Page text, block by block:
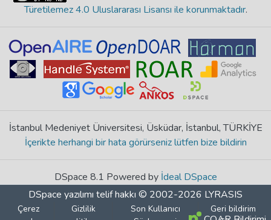
Türetilemez 4.0 Uluslararası Lisansı ile korunmaktadır.
İstanbul Medeniyet Üniversitesi, Üsküdar, İstanbul, TÜRKİYE
İçerikte herhangi bir hata görürseniz lütfen bize bildirin
DSpace 8.1 Powered by İdeal DSpace
DSpace yazılımı telif hakkı © 2002-2026 LYRASIS
Çerez
Gizlilik
Son Kullanıcı
Geri bildirim